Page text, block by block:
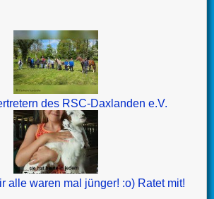
des RSC-Daxlanden e.V.
alle waren mal jünger! :o) Ratet mit!